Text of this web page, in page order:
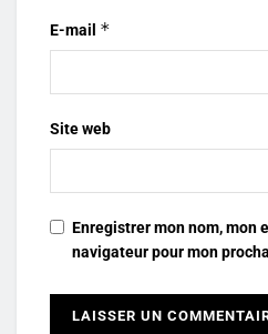
E-mail *
Site web
Enregistrer mon nom, mon
navigateur pour mon